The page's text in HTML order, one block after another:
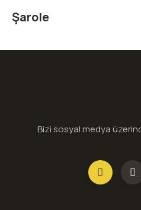
Şarole
Bizi sosyal medya